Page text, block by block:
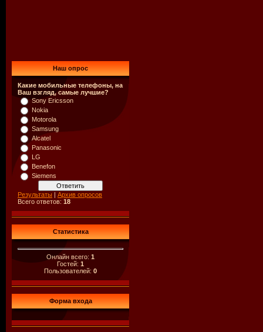
Наш опрос
Какие мобильные телефоны, на
Ваш взгляд, самые лучшие?
Sony Ericsson
Nokia
Motorola
Samsung
Alcatel
Panasonic
LG
Benefon
Siemens
Результаты | Архив опросов
Всего ответов: 18
Статистика
Онлайн всего: 1
Гостей: 1
Пользователей: 0
Форма входа